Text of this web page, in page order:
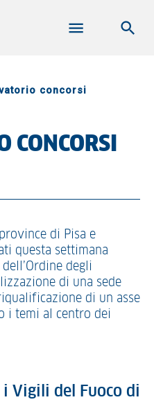
concorsi
CONCORSI
di Pisa e
questa settimana
degli
di una sede
di un asse
i temi al centro dei
Vigili del Fuoco di